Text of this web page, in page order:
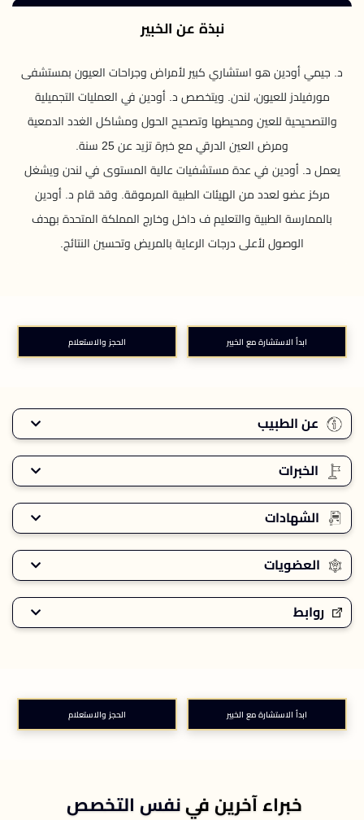
نبذة عن الخبير
د. جيمي أودين هو استشاري كبير لأمراض وجراحات العيون بمستشفى
مورفيلدز للعيون، لندن. ويتخصص د. أودين في العمليات التجميلية
والتصحيحية للعين ومحيطها وتصحيح الحول ومشاكل الغدد الدمعية
ومرض العين الدرقي مع خبرة تزيد عن 25 سنة.
يعمل د. أودين في عدة مستشفيات عالية المستوى في لندن ويشغل
مركز عضو لعدد من الهيئات الطبية المرموقة. وقد قام د. أودين
بالممارسة الطبية والتعليم ف داخل وخارج المملكة المتحدة بهدف
الوصول لأعلى درجات الرعاية بالمريض وتحسين النتائج.
ابدأ الاستشارة مع الخبير الحجز والاستعلام
عن الطبيب
الخبرات
الشهادات
العضويات
روابط
ابدأ الاستشارة مع الخبير الحجز والاستعلام
خبراء آخرين في نفس التخصص